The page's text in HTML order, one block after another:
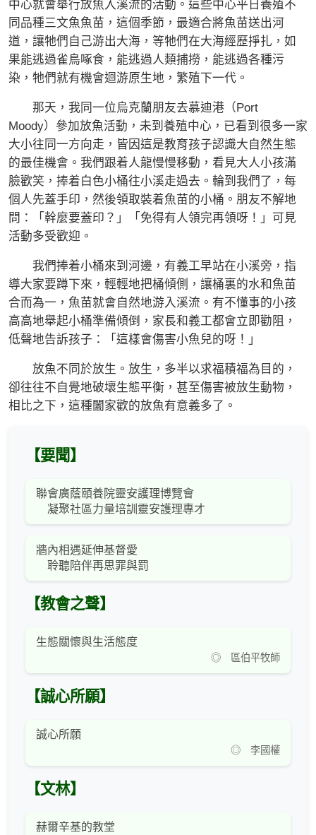
中心就會舉行放魚入溪流的活動。這些中心平日養殖不
同品種三文魚魚苗，這個季節，最適合將魚苗送出河
道，讓牠們自己游出大海，等牠們在大海經歷掙扎，如
果能逃過雀鳥啄食，能逃過人類捕撈，能逃過各種污
染，牠們就有機會迴游原生地，繁殖下一代。
那天，我同一位烏克蘭朋友去慕迪港（Port
Moody）參加放魚活動，未到養殖中心，已看到很多一家
大小往同一方向走，皆因這是教育孩子認識大自然生態
的最佳機會。我們跟着人龍慢慢移動，看見大人小孩滿
臉歡笑，捧着白色小桶往小溪走過去。輪到我們了，每
個人先蓋手印，然後領取裝着魚苗的小桶。朋友不解地
問：「幹麼要蓋印？」「免得有人領完再領呀！」可見
活動多受歡迎。
我們捧着小桶來到河邊，有義工早站在小溪旁，指
導大家要蹲下來，輕輕地把桶傾側，讓桶裏的水和魚苗
合而為一，魚苗就會自然地游入溪流。有不懂事的小孩
高高地舉起小桶準備傾倒，家長和義工都會立即勸阻，
低聲地告訴孩子：「這樣會傷害小魚兒的呀！」
放魚不同於放生。放生，多半以求福積福為目的，
卻往往不自覺地破壞生態平衡，甚至傷害被放生動物，
相比之下，這種闔家歡的放魚有意義多了。
【要聞】
聯會廣蔭頤養院靈安護理博覽會
凝聚社區力量培訓靈安護理專才
牆內相遇延伸基督愛
聆聽陪伴再思罪與罰
【教會之聲】
生態關懷與生活態度
◎ 區伯平牧師
【誠心所願】
誠心所願
◎ 李國權
【文林】
赫爾辛基的教堂